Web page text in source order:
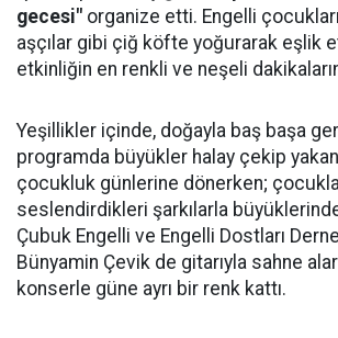
gecesi" organize etti. Engelli
aşçılar gibi çiğ köfte yoğurarak eşlik
etkinliğin en renkli ve neşeli
Yeşillikler içinde, doğayla baş başa
programda büyükler halay çekip
çocukluk günlerine dönerken;
seslendirdikleri şarkılarla
Çubuk Engelli ve Engelli Dostları
Bünyamin Çevik de gitarıyla sahne
konserle güne ayrı bir renk kattı.